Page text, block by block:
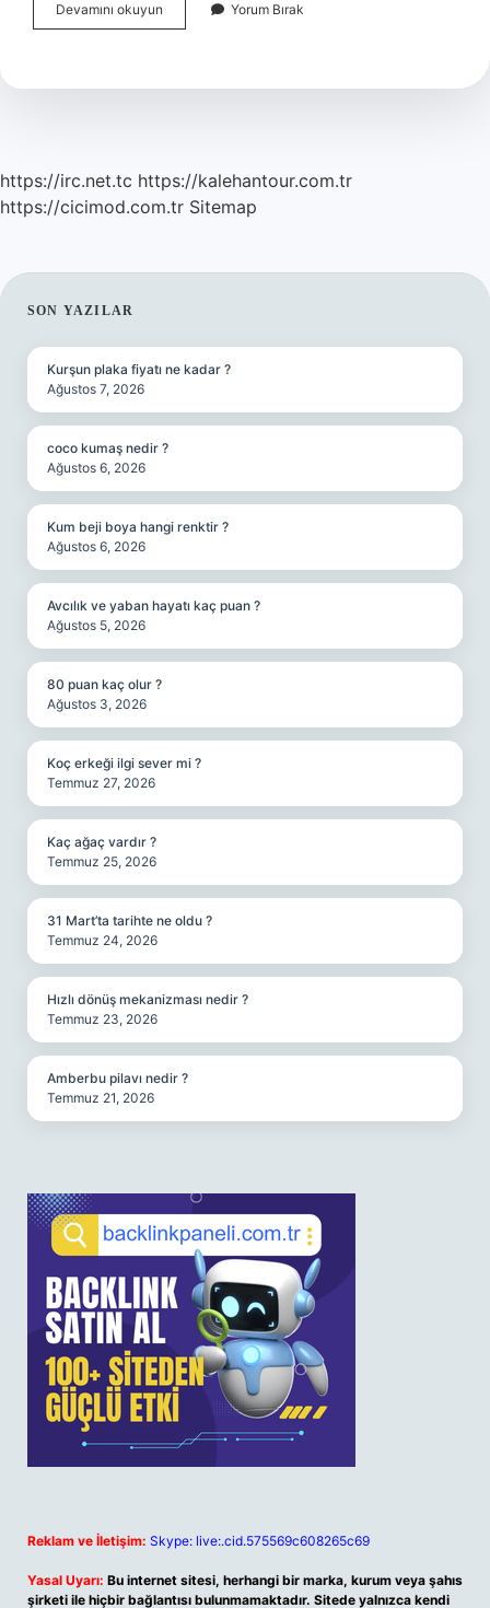
Devamını okuyun
Değişkenli
Nedir
Yorum Bırak
https://irc.net.tc https://kalehantour.com.tr
https://cicimod.com.tr Sitemap
SIDEBAR
SON YAZILAR
Kurşun plaka fiyatı ne kadar ?
Ağustos 7, 2026
coco kumaş nedir ?
Ağustos 6, 2026
Kum beji boya hangi renktir ?
Ağustos 6, 2026
Avcılık ve yaban hayatı kaç puan ?
Ağustos 5, 2026
80 puan kaç olur ?
Ağustos 3, 2026
Koç erkeği ilgi sever mi ?
Temmuz 27, 2026
Kaç ağaç vardır ?
Temmuz 25, 2026
31 Mart’ta tarihte ne oldu ?
Temmuz 24, 2026
Hızlı dönüş mekanizması nedir ?
Temmuz 23, 2026
Amberbu pilavı nedir ?
Temmuz 21, 2026
Reklam ve İletişim: Skype: live:.cid.575569c608265c69
Yasal Uyarı: Bu internet sitesi, herhangi bir marka, kurum veya şahıs
şirketi ile hiçbir bağlantısı bulunmamaktadır. Sitede yalnızca kendi